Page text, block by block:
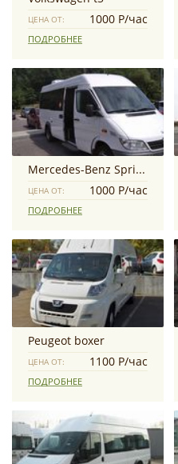
ЦЕНА ОТ: 1000 Р/час
ПОДРОБНЕЕ
Mercedes-Benz Sprinter
ЦЕНА ОТ: 1000 Р/час
ПОДРОБНЕЕ
Peugeot boxer
ЦЕНА ОТ: 1100 Р/час
ПОДРОБНЕЕ